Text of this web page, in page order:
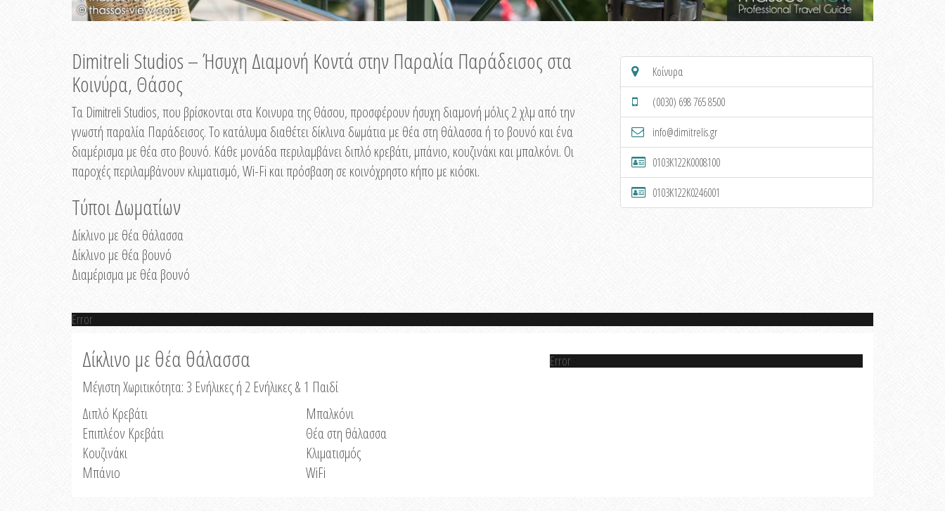
Dimitreli Studios – Ήσυχη Διαμονή Κοντά στην Παραλία Παράδεισος στα
Κοινύρα, Θάσος
Τα Dimitreli Studios, που βρίσκονται στα Κοινυρα της Θάσου, προσφέρουν ήσυχη διαμονή μόλις 2 χλμ από την
γνωστή παραλία Παράδεισος. Το κατάλυμα διαθέτει δίκλινα δωμάτια με θέα στη θάλασσα ή το βουνό και ένα
διαμέρισμα με θέα στο βουνό. Κάθε μονάδα περιλαμβάνει διπλό κρεβάτι, μπάνιο, κουζινάκι και μπαλκόνι. Οι
παροχές περιλαμβάνουν κλιματισμό, Wi-Fi και πρόσβαση σε κοινόχρηστο κήπο με κιόσκι.
Τύποι Δωματίων
Δίκλινο με θέα θάλασσα
Δίκλινο με θέα βουνό
Διαμέρισμα με θέα βουνό
Κοίνυρα
(0030) 698 765 8500
info@dimitrelis.gr
0103K122K0008100
0103K122K0246001
Error
Δίκλινο με θέα θάλασσα
Μέγιστη Χωριτικότητα: 3 Ενήλικες ή 2 Ενήλικες & 1 Παιδί
Διπλό Κρεβάτι
Επιπλέον Κρεβάτι
Κουζινάκι
Μπάνιο
Μπαλκόνι
Θέα στη θάλασσα
Κλιματισμός
WiFi
Error